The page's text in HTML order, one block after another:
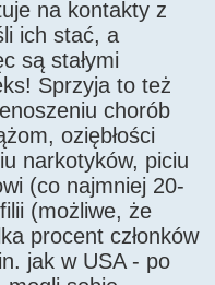
na kontakty z
ich stać, a
są stałymi
Sprzyja to też
chorób
oziębłości
narkotyków, piciu
(co najmniej 20-
(możliwe, że
procent członków
jak w USA - po